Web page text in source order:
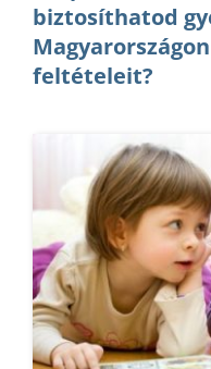
biztosíthatod
feltételeit?